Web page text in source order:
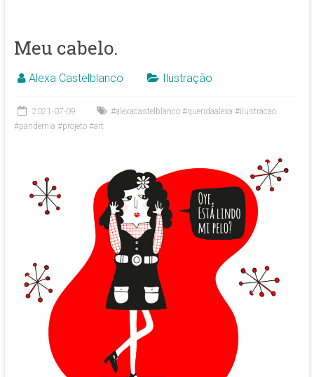
Meu cabelo.
Alexa Castelblanco Ilustração
2021-07-09
#alexacastelblanco #queridaalexa #ilustracao
#pandemia #projeto #art